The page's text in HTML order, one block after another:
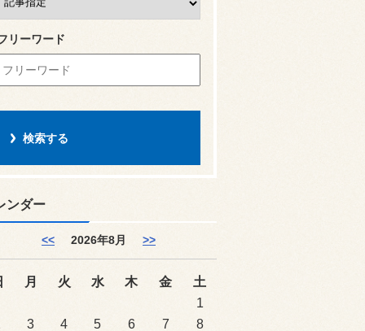
リーワード
ンダー
<< 2026年8月 >>
月 火 水 木 金
土
1
3 4 5 6 7 8